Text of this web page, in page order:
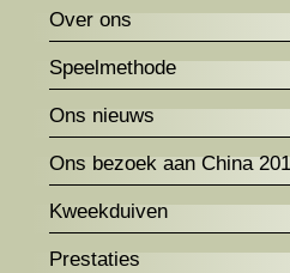
Over ons
Speelmethode
Ons nieuws
Ons bezoek aan China
Kweekduiven
Prestaties